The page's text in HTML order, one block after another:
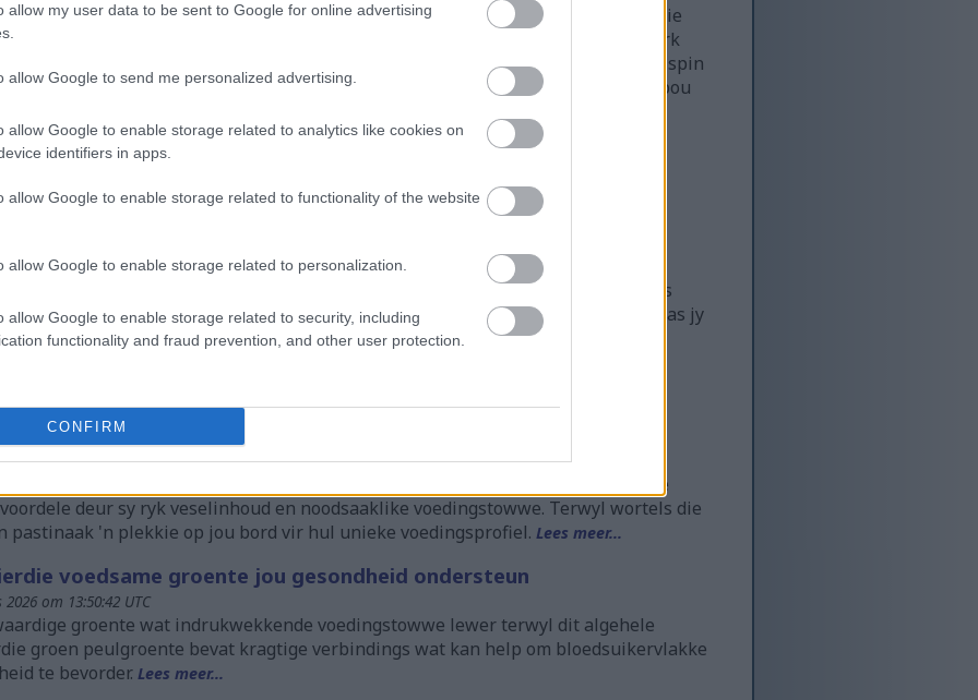
allow my user data to be sent to Google for online advertising
allow Google to send me personalized advertising.
allow Google to enable storage related to analytics like cookies on
identifiers in apps.
allow Google to enable storage related to functionality of the website
allow Google to enable storage related to personalization.
allow Google to enable storage related to security, including
functionality and fraud prevention, and other user protection.
CONFIRM
fietsry, het wêreldwyd 'n gunsteling oefensessie geword. Dit het in die
ooit 'n treffer. Hierdie hoë-intensiteit aktiwiteit is nie net pret nie, maar versterk
maniere. Met die hulp van kundige instrukteurs en 'n lewendige atmosfeer kan spin
verbeter, help om gewig te verloor, jou gewrigte gesond te hou, spiere op te bou
artikel delf in die gesondheidsvoordele van spin en waarom dit 'n groot
by jou fiksheidsplan te voeg.Lees meer...
van gesond bly, slegs vir inligtingsdoeleindes. Geen van die inligting hier moet as
Raadpleeg altyd jou dokter of ander professionele gesondheidsorgverskaffer as jy
en sy subkategorieë:
hoof sien nie: Hier is hoekom hulle so goed vir jou is
om 13:53:31 UTC
voedingstowwe wat baie mense oor die hoof sien. Hierdie ligte wortelgroente
deur sy ryk veselinhoud en noodsaaklike voedingstowwe. Terwyl wortels die
pastinaak 'n plekkie op jou bord vir hul unieke voedingsprofiel.Lees meer...
voedsame groente jou gesondheid ondersteun
om 13:50:42 UTC
groente wat indrukwekkende voedingstowwe lewer terwyl dit algehele
groen peulgroente bevat kragtige verbindings wat kan help om bloedsuikervlakke
te bevorder.Lees meer...